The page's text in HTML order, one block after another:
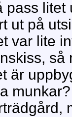
pass litet
ut på
var lite
så
är